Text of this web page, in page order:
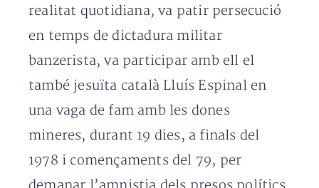
realitat quotidiana, va patir persecució
en temps de dictadura militar
banzerista, va participar amb ell el
també jesuïta català Lluís Espinal en
una vaga de fam amb les dones
mineres, durant 19 dies, a finals del
1978 i començaments del 79, per